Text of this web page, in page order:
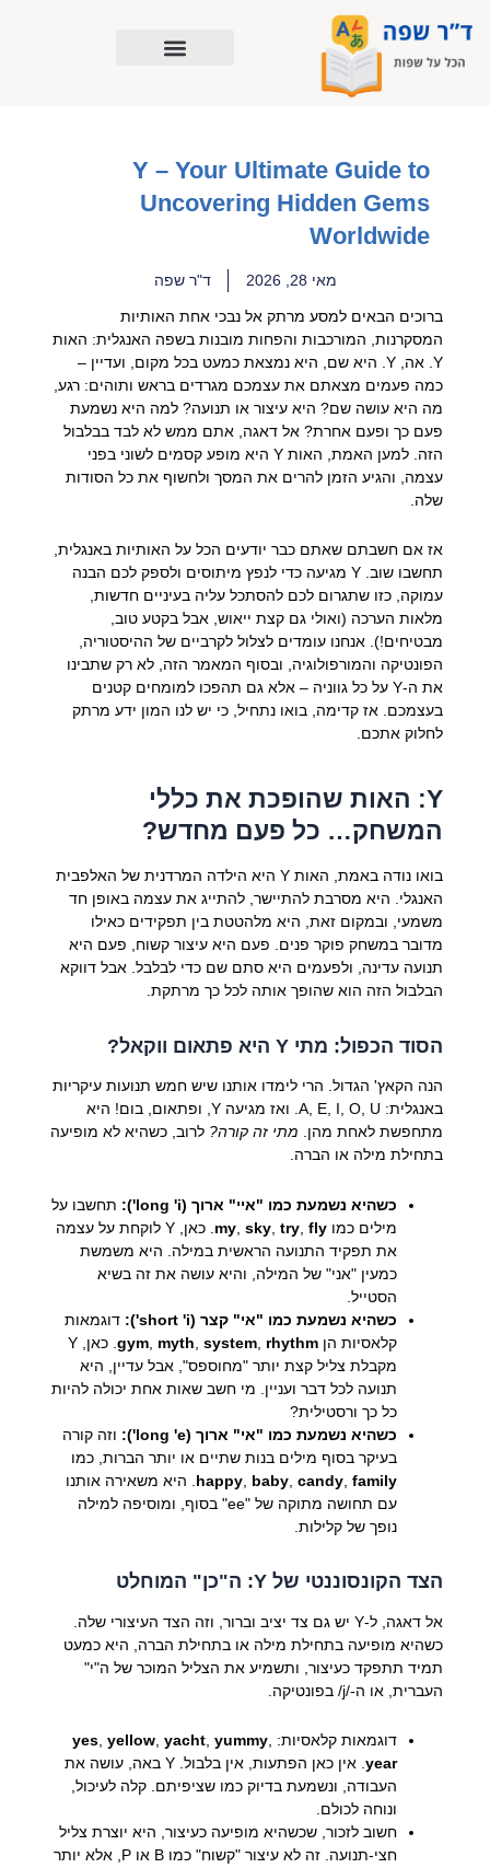
לתוכן
Y – Your Ultimate Guide to
Uncovering Hidden Gems
Worldwide
מאי 28, 2026 ד"ר שפה
ברוכים הבאים למסע מרתק אל נבכי אחת האותיות
המסקרנות, המורכבות והפחות מובנות בשפה האנגלית: האות
Y. אה, Y. היא שם, היא נמצאת כמעט בכל מקום, ועדיין –
כמה פעמים מצאתם את עצמכם מגרדים בראש ותוהים: רגע,
מה היא עושה שם? היא עיצור או תנועה? למה היא נשמעת
פעם כך ופעם אחרת? אל דאגה, אתם ממש לא לבד בבלבול
הזה. למען האמת, האות Y היא מופע קסמים לשוני בפני
עצמה, והגיע הזמן להרים את המסך ולחשוף את כל הסודות
שלה.
אז אם חשבתם שאתם כבר יודעים הכל על האותיות באנגלית,
תחשבו שוב. Y מגיעה כדי לנפץ מיתוסים ולספק לכם הבנה
עמוקה, כזו שתגרום לכם להסתכל עליה בעיניים חדשות,
מלאות הערכה (ואולי גם קצת ייאוש, אבל בקטע טוב,
מבטיחים!). אנחנו עומדים לצלול לקרביים של ההיסטוריה,
הפונטיקה והמורפולוגיה, ובסוף המאמר הזה, לא רק שתבינו
את ה-Y על כל גווניה – אלא גם תהפכו למומחים קטנים
בעצמכם. אז קדימה, בואו נתחיל, כי יש לנו המון ידע מרתק
לחלוק אתכם.
Y: האות שהופכת את כללי
המשחק… כל פעם מחדש?
בואו נודה באמת, האות Y היא הילדה המרדנית של האלפבית
האנגלי. היא מסרבת להתיישר, להתייג את עצמה באופן חד
משמעי, ובמקום זאת, היא מלהטטת בין תפקידים כאילו
מדובר במשחק פוקר פנים. פעם היא עיצור קשוח, פעם היא
תנועה עדינה, ולפעמים היא סתם שם כדי לבלבל. אבל דווקא
הבלבול הזה הוא שהופך אותה לכל כך מרתקת.
הסוד הכפול: מתי Y היא פתאום ווקאל?
הנה הקאץ' הגדול. הרי לימדו אותנו שיש חמש תנועות עיקריות
באנגלית: A, E, I, O, U. ואז מגיעה Y, ופתאום, בום! היא
מתחפשת לאחת מהן. מתי זה קורה? לרוב, כשהיא לא מופיעה
בתחילת מילה או הברה.
כשהיא נשמעת כמו "איי" ארוך (long 'i'):
תחשבו על
מילים כמו
my ,sky ,try ,fly
. כאן, Y לוקחת על עצמה
את תפקיד התנועה הראשית במילה. היא משמשת
כמעין "אני" של המילה, והיא עושה את זה בשיא
הסטייל.
כשהיא נשמעת כמו "אי" קצר (short 'i'):
דוגמאות
קלאסיות הן
gym myth ,system rhythm
. כאן, Y
מקבלת צליל קצת יותר "מחוספס", אבל עדיין, היא
תנועה לכל דבר ועניין. מי חשב שאות אחת יכולה להיות
כל כך ורסטילית?
כשהיא נשמעת כמו "אי" ארוך (long 'e'):
וזה קורה
בעיקר בסוף מילים בנות שתיים או יותר הברות, כמו
happy baby ,candy ,family
. היא משאירה אותנו
עם תחושה מתוקה של "ee" בסוף, ומוסיפה למילה
נופך של קלילות.
הצד הקונסוננטי של Y: ה"כן" המוחלט
אל דאגה, ל-Y יש גם צד יציב וברור, וזה הצד העיצורי שלה.
כשהיא מופיעה בתחילת מילה או בתחילת הברה, היא כמעט
תמיד תתפקד כעיצור, ותשמיע את הצליל המוכר של ה"י"
העברית, או ה-/j/ בפונטיקה.
דוגמאות קלאסיות: yes ,yellow ,yacht ,yummy
year
. אין כאן הפתעות, אין בלבול. Y באה, עושה את
העבודה, ונשמעת בדיוק כמו שציפיתם. קלה לעיכול,
ונוחה לכולם.
חשוב לזכור, שכשהיא מופיעה כעיצור, היא יוצרת צליל
חצי-תנועה. זה לא עיצור "קשוח" כמו B או P, אלא יותר